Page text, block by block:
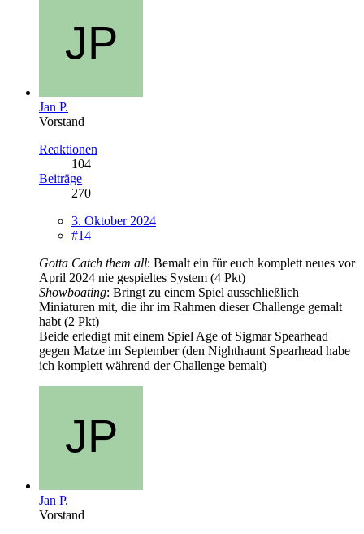
Jan P.
Vorstand
Reaktionen
104
Beiträge
270
3. Oktober 2024
#14
Gotta Catch them all: Bemalt ein für euch komplett neues vor
April 2024 nie gespieltes System (4 Pkt)
Showboating: Bringt zu einem Spiel ausschließlich
Miniaturen mit, die ihr im Rahmen dieser Challenge gemalt
habt (2 Pkt)
Beide erledigt mit einem Spiel Age of Sigmar Spearhead
gegen Matze im September (den Nighthaunt Spearhead habe
ich komplett während der Challenge bemalt)
Jan P.
Vorstand